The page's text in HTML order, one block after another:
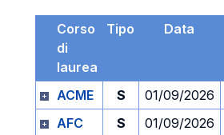
Corso
di
laurea
Tipo Data
ACME S 01/09/2026
AFC
S 01/09/2026